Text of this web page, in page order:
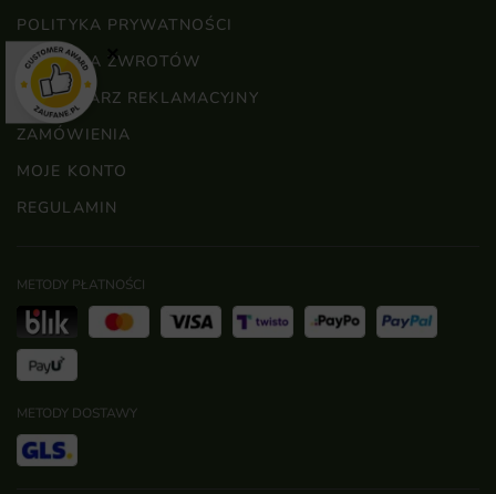
POLITYKA PRYWATNOŚCI
POLITYKA ZWROTÓW
FORMULARZ REKLAMACYJNY
ZAMÓWIENIA
MOJE KONTO
REGULAMIN
METODY PŁATNOŚCI
METODY DOSTAWY
×